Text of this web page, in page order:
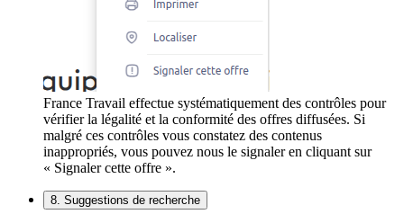
France Travail effectue systématiquement des contrôles pour
vérifier la légalité et la conformité des offres diffusées. Si
malgré ces contrôles vous constatez des contenus
inappropriés, vous pouvez nous le signaler en cliquant sur
« Signaler cette offre ».
8. Suggestions de recherche